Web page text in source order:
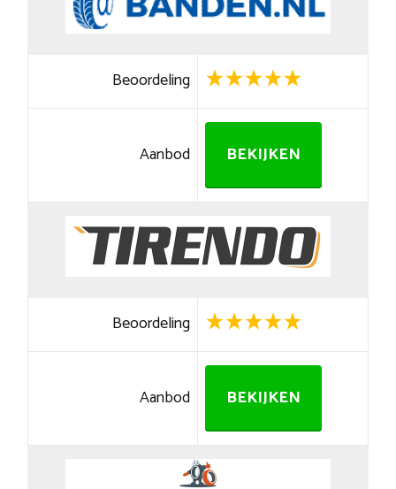
Beoordeling
Aanbod BEKIJKEN
Beoordeling
Aanbod BEKIJKEN